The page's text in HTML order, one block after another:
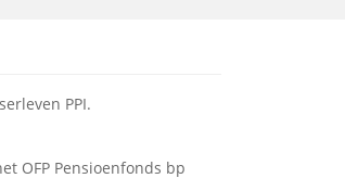
PPI.
OFP Pensioenfonds bp